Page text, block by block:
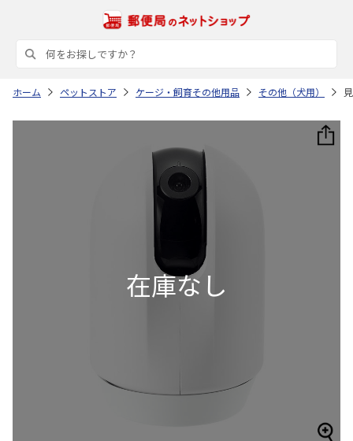
ホーム ペットストア ケージ・飼育その他用品 その他（犬用）